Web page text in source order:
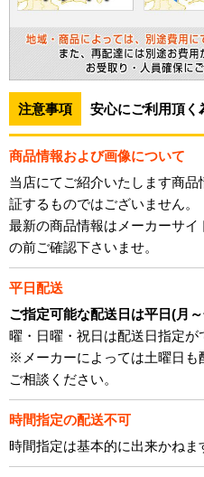
注意事項 安心にご利用頂く
商品情報および画像について
当店にてご紹介いたします商
証するものではございません。
最新の商品情報はメーカーサ
の前ご確認下さいませ。
平日配送
ご指定可能な配送日は平日(月
曜・日曜・祝日は配送日指定が
※メーカーによっては土曜日も
ご相談ください。
時間指定の配送不可
時間指定は基本的に出来かねま